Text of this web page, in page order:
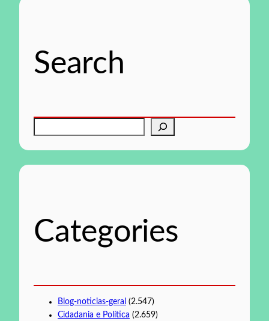
Search
aCategories
Blog-noticias-geral (2.547)
Cidadania e Política (2.659)